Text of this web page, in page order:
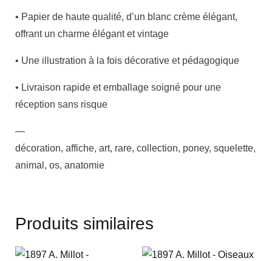
• Papier de haute qualité, d’un blanc crème élégant,
offrant un charme élégant et vintage
• Une illustration à la fois décorative et pédagogique
• Livraison rapide et emballage soigné pour une
réception sans risque
—
décoration, affiche, art, rare, collection, poney, squelette,
animal, os, anatomie
Produits similaires